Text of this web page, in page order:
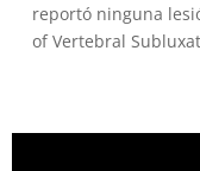
reportó ninguna
of Vertebral